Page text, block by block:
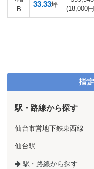
B
33.33坪
(18,000
指
駅・路線から探す
仙台市営地下鉄東西線
仙台駅
駅・路線から探す